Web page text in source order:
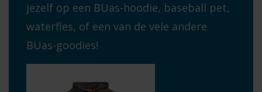
jezelf op een BUas-hoodie, baseball pet,
waterfles, of een van de vele andere
BUas-goodies!